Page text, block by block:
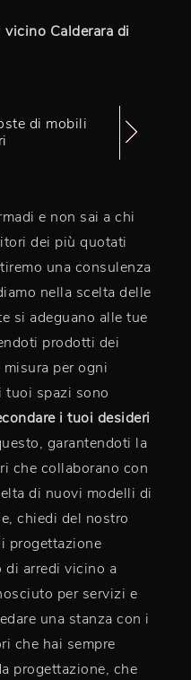
Calderara di
di mobili
e non sai a chi
dei più quotati
una consulenza
nella scelta delle
si adeguano alle tue
prodotti dei
per ogni
tuoi spazi sono
i tuoi desideri
garantendoti la
che collaborano con
di nuovi modelli di
chiedi del nostro
progettazione
di arredi vicino a
per servizi e
una stanza con i
che hai sempre
progettazione, che